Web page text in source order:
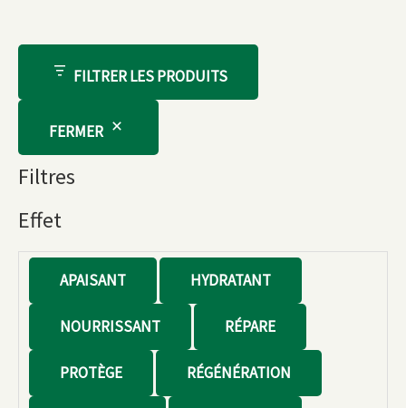
FILTRER LES PRODUITS
FERMER
Filtres
Effet
f
t
APAISANT HYDRATANT
NOURRISSANT RÉPARE
PROTÈGE RÉGÉNÉRATION